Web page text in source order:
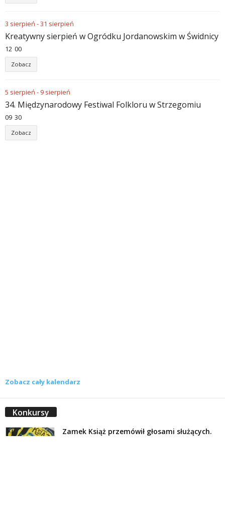
3 sierpień -31 sierpień
Kreatywny sierpień w Ogródku Jordanowskim w Świdnicy
12 00
Zobacz
5 sierpień - 9 sierpień
34. Międzynarodowy Festiwal Folkloru w Strzegomiu
09 30
Zobacz
Zobacz cały kalendarz
Konkursy
Zamek Książ przemówił głosami służących.